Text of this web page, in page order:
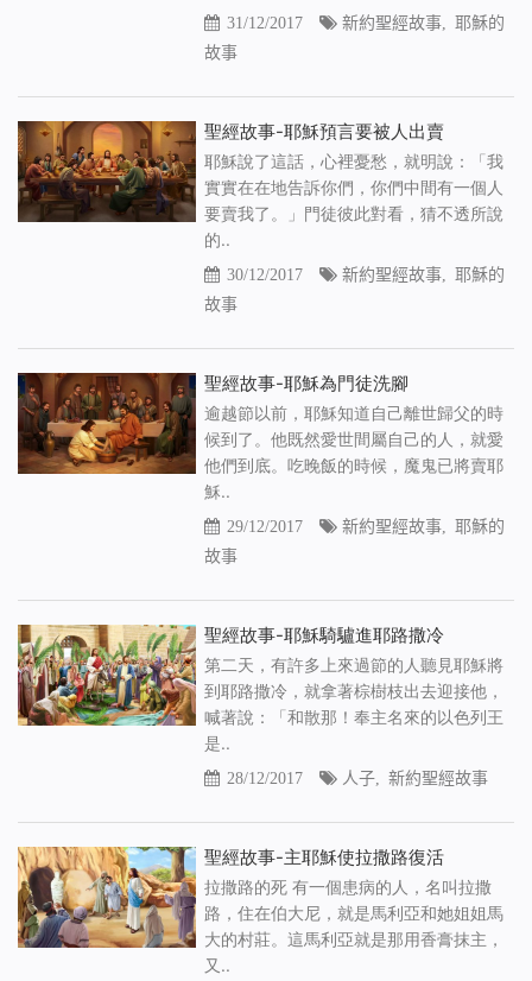
31/12/2017 新約聖經故事, 耶穌的
故事
聖經故事-耶穌預言要被人出賣
耶穌說了這話，心裡憂愁，就明說：「我
實實在在地告訴你們，你們中間有一個人
要賣我了。」門徒彼此對看，猜不透所說
的..
30/12/2017 新約聖經故事, 耶穌的
故事
聖經故事-耶穌為門徒洗腳
逾越節以前，耶穌知道自己離世歸父的時
候到了。他既然愛世間屬自己的人，就愛
他們到底。吃晚飯的時候，魔鬼已將賣耶
穌..
29/12/2017 新約聖經故事, 耶穌的
故事
聖經故事-耶穌騎驢進耶路撒冷
第二天，有許多上來過節的人聽見耶穌將
到耶路撒冷，就拿著棕樹枝出去迎接他，
喊著說：「和散那！奉主名來的以色列王
是..
28/12/2017 人子, 新約聖經故事
聖經故事-主耶穌使拉撒路復活
拉撒路的死 有一個患病的人，名叫拉撒
路，住在伯大尼，就是馬利亞和她姐姐馬
大的村莊。這馬利亞就是那用香膏抹主，
又..